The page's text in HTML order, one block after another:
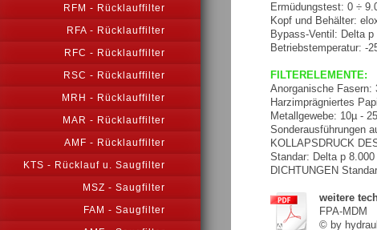
RFM - Rücklauffilter
RFA - Rücklauffilter
RFC - Rücklauffilter
RSC - Rücklauffilter
MRH - Rücklauffilter
MAR - Rücklauffilter
AMF - Rücklauffilter
KTS - Rücklauf u. Saugfilter
MSZ - Saugfilter
FAM - Saugfilter
Ermüdungstest: 0 ÷
Kopf und Behälter:
Bypass-Ventil: Delta
Betriebstemperatur: -
FILTERELEMENTE:
Anorganische Fasern:
Harzimprägniertes
Metallgewebe: 10µ -
Sonderausführungen
KOLLAPSDRUCK
Standar: Delta p
DICHTUNGEN
weitere
FPA-MDM
© by